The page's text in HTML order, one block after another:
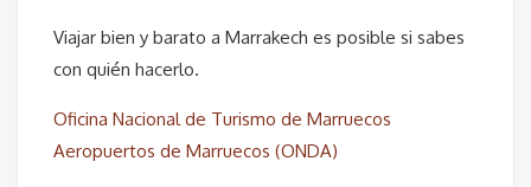
Viajar bien y barato a Marrakech es posible si sabes
con quién hacerlo.
Oficina Nacional de Turismo de Marruecos
Aeropuertos de Marruecos (ONDA)